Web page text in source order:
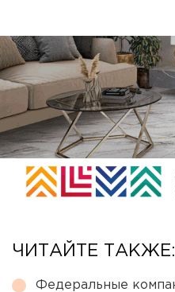
ЧИТАЙТЕ ТАКЖЕ:
Федеральные